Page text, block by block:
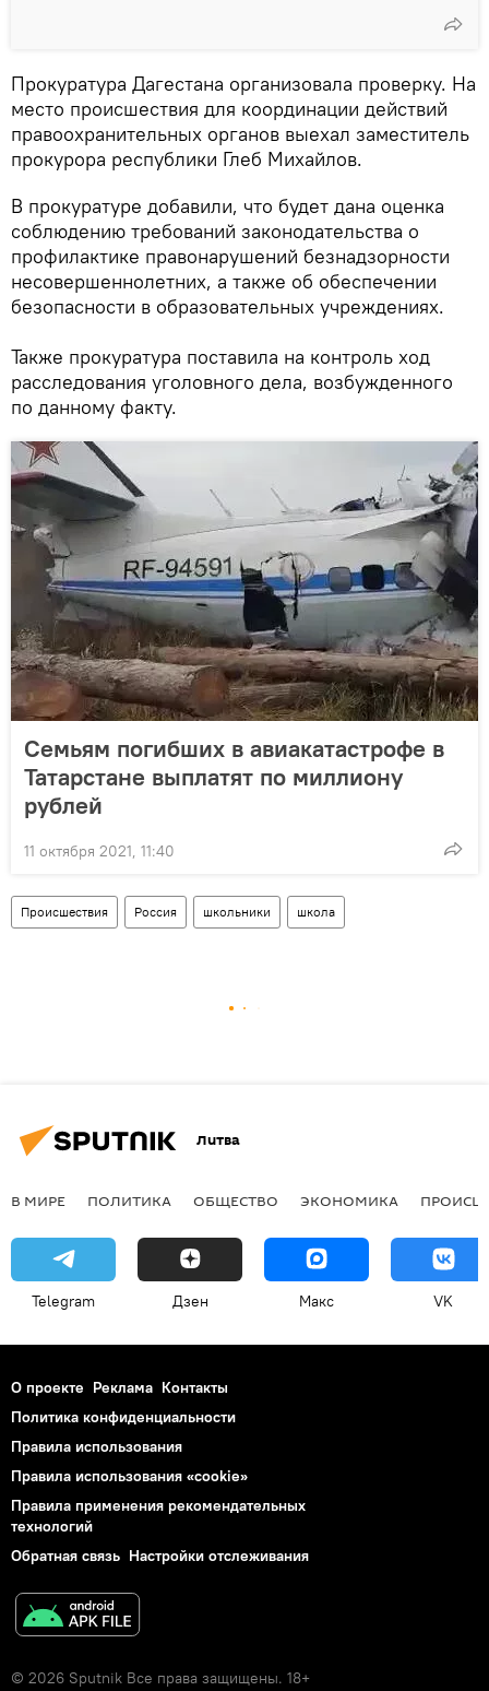
Прокуратура Дагестана организовала проверку. На
место происшествия для координации действий
правоохранительных органов выехал заместитель
прокурора республики Глеб Михайлов.
В прокуратуре добавили, что будет дана оценка
соблюдению требований законодательства о
профилактике правонарушений безнадзорности
несовершеннолетних, а также об обеспечении
безопасности в образовательных учреждениях.
Также прокуратура поставила на контроль ход
расследования уголовного дела, возбужденного
по данному факту.
Семьям погибших в авиакатастрофе в
Татарстане выплатят по миллиону
рублей
11 октября 2021, 11:40
Происшествия Россия школьники школа
Литва
В МИРЕ ПОЛИТИКА ОБЩЕСТВО ЭКОНОМИКА
Telegram Дзен Макс VK
О проекте Реклама Контакты
Политика конфиденциальности
Правила использования
Правила использования «cookie»
Правила применения рекомендательных
технологий
Обратная связь Настройки отслеживания
© 2026 Sputnik Все права защищены. 18+